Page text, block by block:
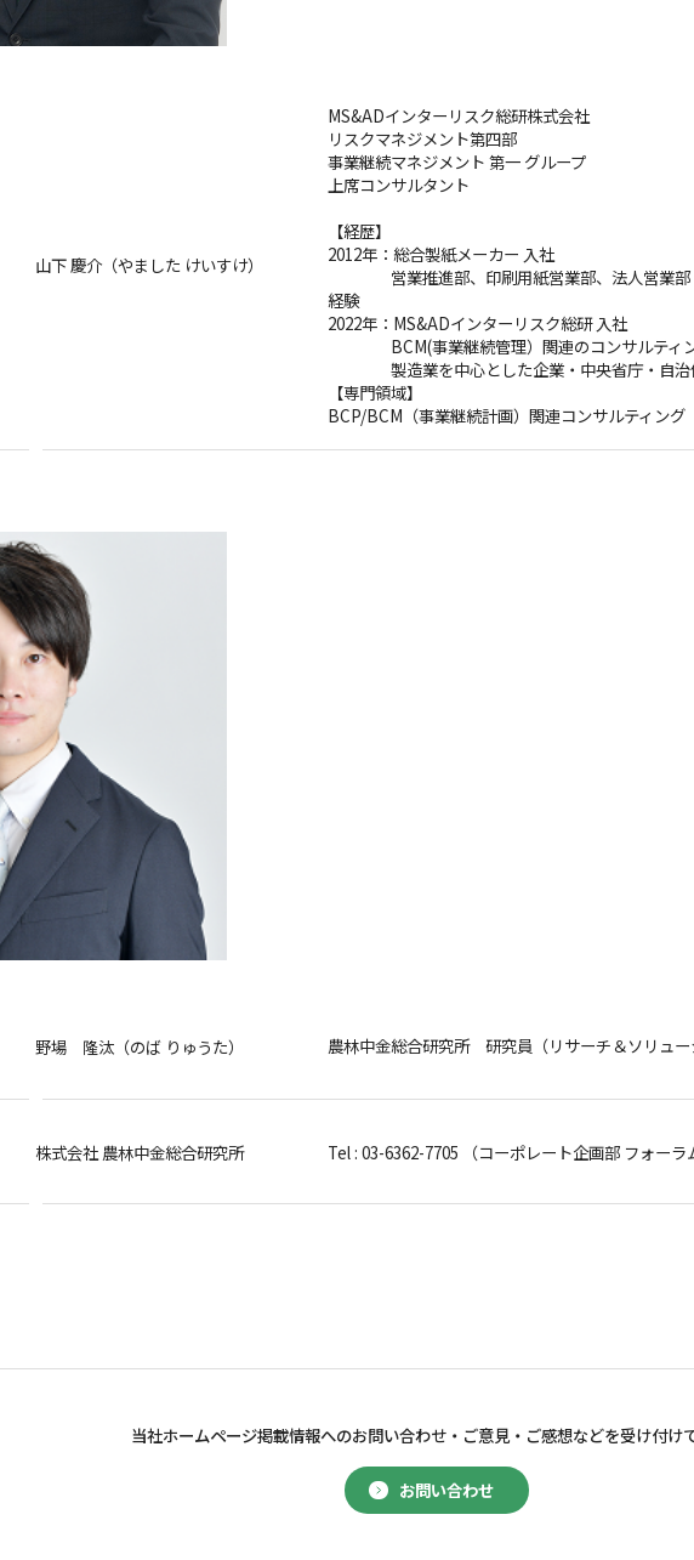
山下 慶介（やました けいすけ）
MS&ADインターリスク総研株式会社
リスクマネジメント第四部
事業継続マネジメント 第一 グループ
上席コンサルタント
【経歴】
2012年：総合製紙メーカー 入社
営業推進部、印刷用紙営業部、法人営業部（
経験
2022年：MS&ADインターリスク総研 入社
BCM(事業継続管理）関連のコンサルティ
製造業を中心とした企業・中央省庁・自治
【専門領域】
BCP/BCM（事業継続計画）関連コンサルティング
野場 隆汰（のば りゅうた） 農林中金総合研究所 研究員（リサーチ＆ソリュー
株式会社 農林中金総合研究所 Tel : 03-6362-7705 （コーポレート企画部 フォーラ
お問い合わせ
当社ホームページ掲載情報へのお問い合わせ・ ご意見・ご感想などを受け付け